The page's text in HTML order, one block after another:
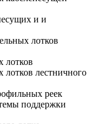
и и
лотков
лотков
лотков лестничного
реек
поддержки